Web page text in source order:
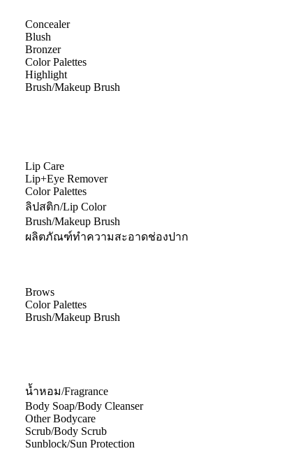
Concealer
Blush
Bronzer
Color Palettes
Highlight
Brush/Makeup Brush
Lip Care
Lip+Eye Remover
Color Palettes
ลิปสติก/Lip Color
Brush/Makeup Brush
ผลิตภัณฑ์ทำความสะอาดช่องปาก
Brows
Color Palettes
Brush/Makeup Brush
น้ำหอม/Fragrance
Body Soap/Body Cleanser
Other Bodycare
Scrub/Body Scrub
Sunblock/Sun Protection